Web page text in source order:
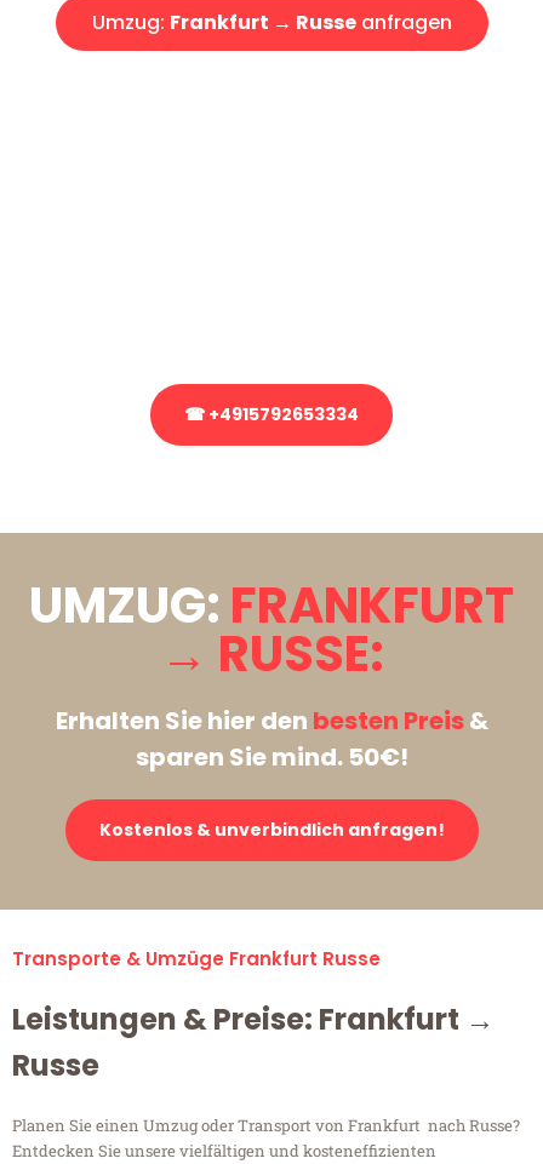
Umzug: Frankfurt → Russeanfragen
☎ +4915792653334
UMZUG: FRANKFURT
→ RUSSE:
Erhalten Sie hier den besten Preis&
sparen Sie mind. 50€!
Kostenlos & unverbindlich anfragen!
Transporte & Umzüge Frankfurt Russe
Leistungen & Preise: Frankfurt →
Russe
Planen Sie einen Umzug oder Transport von Frankfurt nach Russe?
Entdecken Sie unsere vielfältigen und kosteneffizienten